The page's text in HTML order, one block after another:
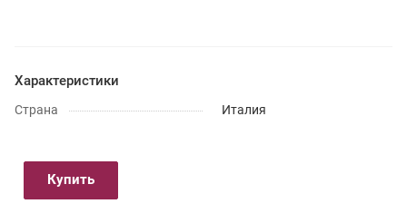
Характеристики
Страна Италия
Купить